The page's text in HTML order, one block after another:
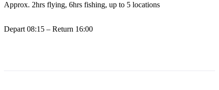
Approx. 2hrs flying, 6hrs fishing, up to 5 locations
Depart 08:15 – Return 16:00